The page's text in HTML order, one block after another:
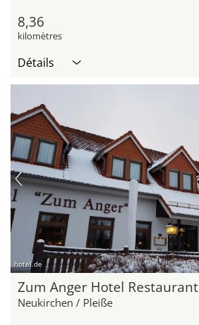
8,36
kilomètres
Détails
hotel.de
Zum Anger Hotel Restaurant
Neukirchen / Pleiße